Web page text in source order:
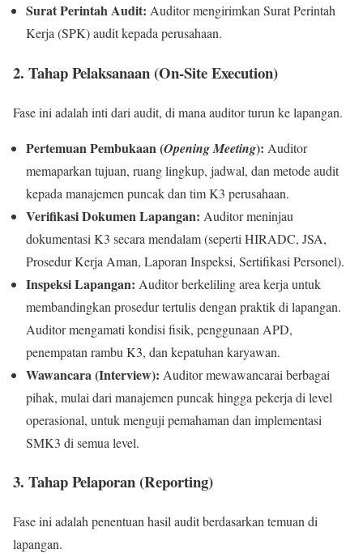
Surat Perintah Audit: Auditor mengirimkan Surat Perintah
Kerja (SPK) audit kepada perusahaan.
2. Tahap Pelaksanaan (On-Site Execution)
Fase ini adalah inti dari audit, di mana auditor turun ke lapangan.
Pertemuan Pembukaan (Opening Meeting): Auditor
memaparkan tujuan, ruang lingkup, jadwal, dan metode audit
kepada manajemen puncak dan tim K3 perusahaan.
Verifikasi Dokumen Lapangan: Auditor meninjau
dokumentasi K3 secara mendalam (seperti HIRADC, JSA,
Prosedur Kerja Aman, Laporan Inspeksi, Sertifikasi Personel).
Inspeksi Lapangan: Auditor berkeliling area kerja untuk
membandingkan prosedur tertulis dengan praktik di lapangan.
Auditor mengamati kondisi fisik, penggunaan APD,
penempatan rambu K3, dan kepatuhan karyawan.
Wawancara (Interview): Auditor mewawancarai berbagai
pihak, mulai dari manajemen puncak hingga pekerja di level
operasional, untuk menguji pemahaman dan implementasi
SMK3 di semua level.
3. Tahap Pelaporan (Reporting)
Fase ini adalah penentuan hasil audit berdasarkan temuan di
lapangan.